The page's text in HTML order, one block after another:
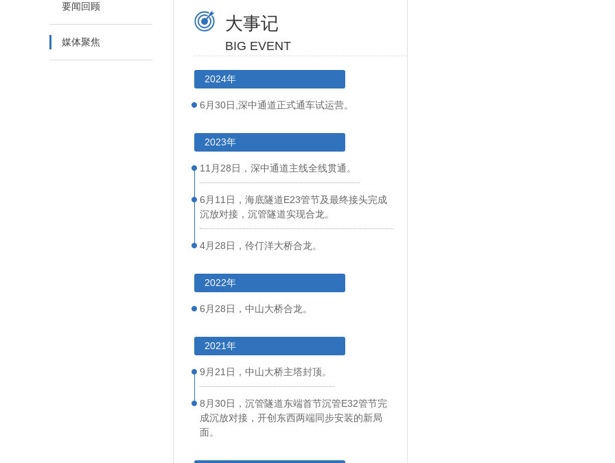
要闻回顾
媒体聚焦
大事记
BIG EVENT
2024年
6月30日,深中通道正式通车试运营。
2023年
11月28日，深中通道主线全线贯通。
6月11日，海底隧道E23管节及最终接头完成
沉放对接，沉管隧道实现合龙。
4月28日，伶仃洋大桥合龙。
2022年
6月28日，中山大桥合龙。
2021年
9月21日，中山大桥主塔封顶。
8月30日，沉管隧道东端首节沉管E32管节完
成沉放对接，开创东西两端同步安装的新局
面。